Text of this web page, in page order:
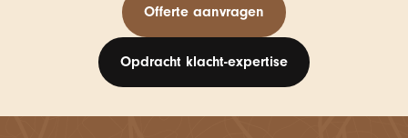
Offerte aanvragen
Opdracht klacht-expertise